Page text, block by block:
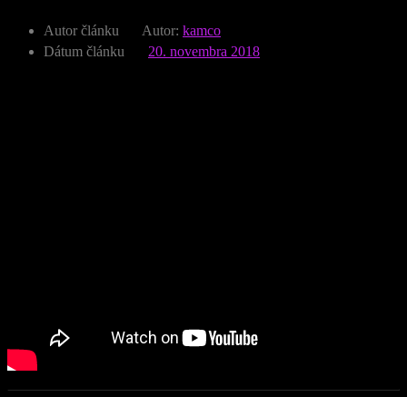
Autor článku Autor: kamco
Dátum článku
20. novembra 2018